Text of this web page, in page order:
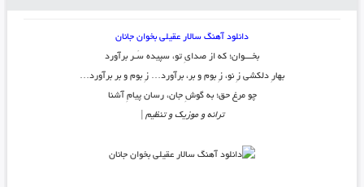
دانلود آهنگ سالار عقیلی بخوان جانان
بخـــوان؛ که از صدایِ تو، سپیده سَـر برآورد
بهارِ دلکشی زِ نو، زِ بوم و بر، برآورد… زِ بوم و بر برآورد…
چو مرغ حق؛ به گوشِ جان، رسان پیامِ آشنا
ترانه و موزیک و تنظیم |